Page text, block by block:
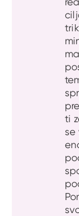
ti
se